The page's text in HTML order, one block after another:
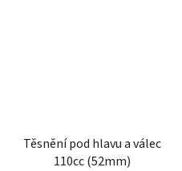
Těsnění pod hlavu a válec
110cc (52mm)